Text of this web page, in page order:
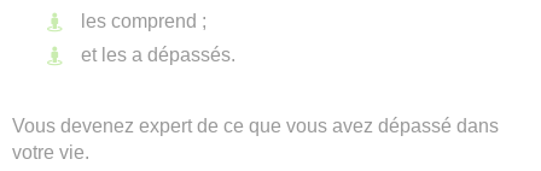
les comprend ;
et les a dépassés.
Vous devenez expert de ce que vous avez dépassé dans
votre vie.